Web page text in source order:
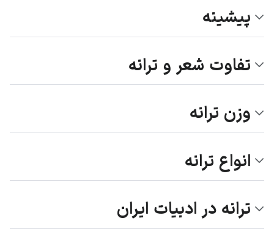
پیشینه
تفاوت شعر و ترانه
وزن ترانه
انواع ترانه
ترانه در ادبیات ایران